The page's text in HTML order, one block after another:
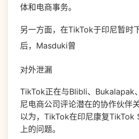
体和电商事务。
另一方面，在TikTok于印尼暂时
后， Masduki曾
对外泄漏
TikTok正在与Blibli、 Bukalapak、
尼电商公司评论潜在的协作伙伴
以为， TikTok在印尼康复TikTok
上的问题。